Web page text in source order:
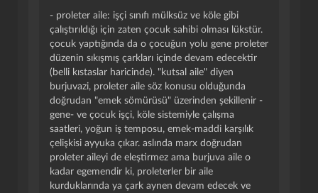
- proleter aile: işçi sınıfı mülksüz ve köle gibi
çalıştırıldığı için zaten çocuk sahibi olması lükstür.
çocuk yaptığında da o çocuğun yolu gene proleter
düzenin sıkışmış çarkları içinde devam edecektir
(belli kıstaslar haricinde). "kutsal aile" diyen
burjuvazi, proleter aile söz konusu olduğunda
doğrudan "emek sömürüsü" üzerinden şekillenir -
gene- ve çocuk işçi, köle sistemiyle çalışma
saatleri, yoğun iş temposu, emek-maddi karşılık
çelişkisi ayyuka çıkar. aslında marx doğrudan
proleter aileyi de eleştirmez ama burjuva aile o
kadar egemendir ki, proleterler bir aile
kurduklarında ya çark aynen devam edecek ve